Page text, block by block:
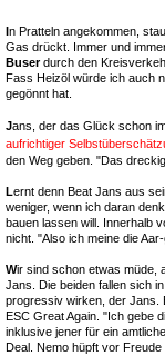
n Pratteln angekommen,
Gas drückt. Immer und
Buserdurch den
Fass Heizöl würde ich auch
gegönnt hat.
Jans, der das Glück schon
aufrichtiger
den Weg geben. "Das
Lernt denn Beat Jans aus
weniger, wenn ich daran
bauen lassen will. Innerhalb
nicht. "Also ich meine die
Wir sind schon etwas müde,
Jans. Die beiden fallen sich
progressiv wirken, der Jans.
ESC Great Again. "Ich gebe
inklusive jener für ein
Deal. Nemo hüpft vor Freude